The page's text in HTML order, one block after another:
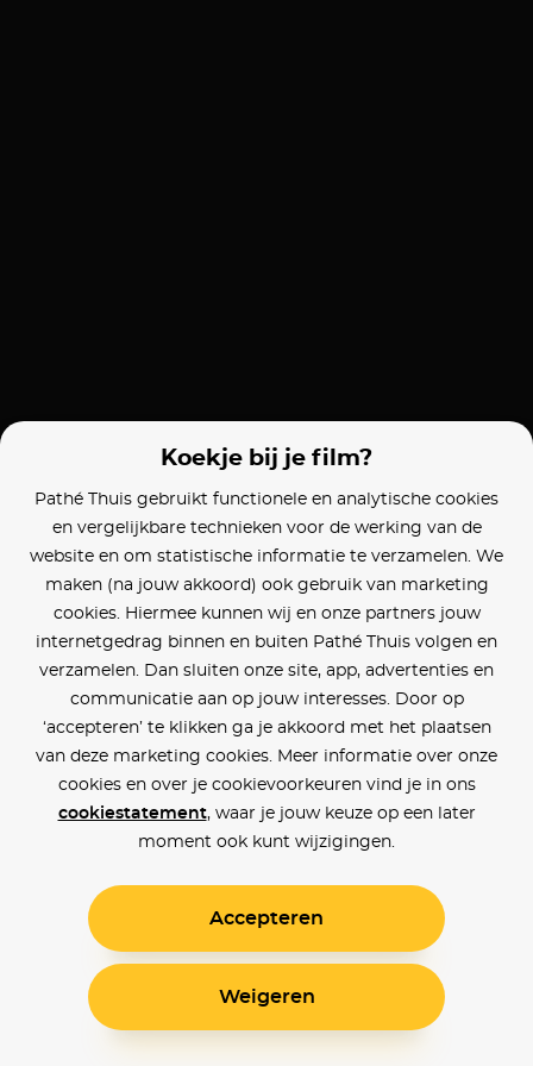
Koekje bij je film?
Pathé Thuis gebruikt functionele en analytische cookies
en vergelijkbare technieken voor de werking van de
website en om statistische informatie te verzamelen. We
maken (na jouw akkoord) ook gebruik van marketing
cookies. Hiermee kunnen wij en onze partners jouw
internetgedrag binnen en buiten Pathé Thuis volgen en
verzamelen. Dan sluiten onze site, app, advertenties en
communicatie aan op jouw interesses. Door op
‘accepteren’ te klikken ga je akkoord met het plaatsen
van deze marketing cookies. Meer informatie over onze
cookies en over je cookievoorkeuren vind je in ons
cookiestatement, waar je jouw keuze op een later
moment ook kunt wijzigingen.
Accepteren
Weigeren